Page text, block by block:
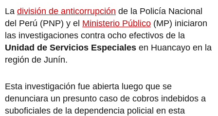
La división de anticorrupción de la Policía Nacional
del Perú (PNP) y el Ministerio Público (MP) iniciaron
las investigaciones contra ocho efectivos de la
Unidad de Servicios Especiales en Huancayo en la
región de Junín.
Esta investigación fue abierta luego que se
denunciara un presunto caso de cobros indebidos a
suboficiales de la dependencia policial en esta